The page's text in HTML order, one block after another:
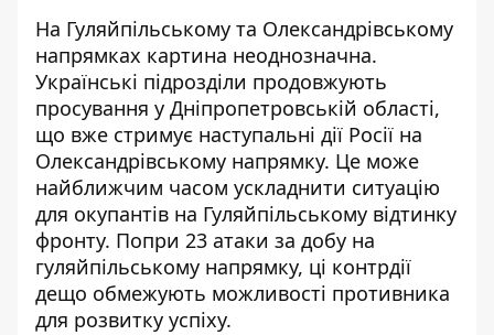
На Гуляйпільському та Олександрівському
напрямках картина неоднозначна.
Українські підрозділи продовжують
просування у Дніпропетровській області,
що вже стримує наступальні дії Росії на
Олександрівському напрямку. Це може
найближчим часом ускладнити ситуацію
для окупантів на Гуляйпільському відтинку
фронту. Попри 23 атаки за добу на
гуляйпільському напрямку, ці контрдії
дещо обмежують можливості противника
для розвитку успіху.